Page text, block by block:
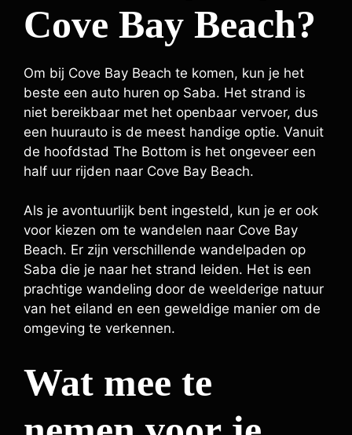
Cove Bay Beach?
Om bij Cove Bay Beach te komen, kun je het
beste een auto huren op Saba. Het strand is
niet bereikbaar met het openbaar vervoer, dus
een huurauto is de meest handige optie. Vanuit
de hoofdstad The Bottom is het ongeveer een
half uur rijden naar Cove Bay Beach.
Als je avontuurlijk bent ingesteld, kun je er ook
voor kiezen om te wandelen naar Cove Bay
Beach. Er zijn verschillende wandelpaden op
Saba die je naar het strand leiden. Het is een
prachtige wandeling door de weelderige natuur
van het eiland en een geweldige manier om de
omgeving te verkennen.
Wat mee te